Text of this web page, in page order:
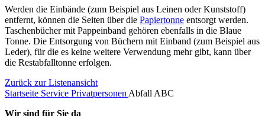
Werden die Einbände (zum Beispiel aus Leinen oder Kunststoff)
entfernt, können die Seiten über die Papiertonne entsorgt werden.
Taschenbücher mit Pappeinband gehören ebenfalls in die Blaue
Tonne. Die Entsorgung von Büchern mit Einband (zum Beispiel aus
Leder), für die es keine weitere Verwendung mehr gibt, kann über
die Restabfalltonne erfolgen.
Zurück zur Listenansicht
Startseite Service Privatpersonen Abfall ABC
Wir sind für Sie da